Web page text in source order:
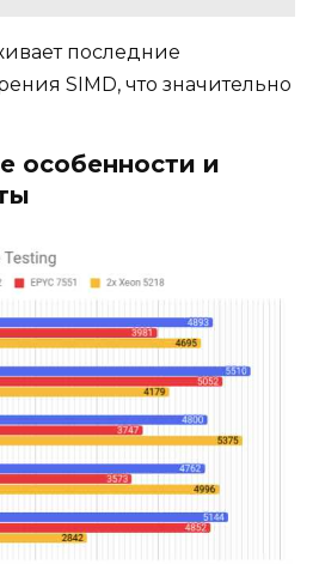
последние
SIMD, что значительно
особенности и